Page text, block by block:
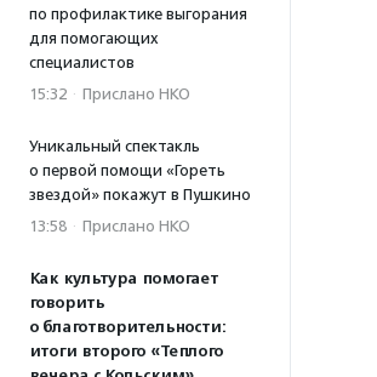
по профилактике выгорания
для помогающих
специалистов
15:32 · Прислано НКО
Уникальный спектакль
о первой помощи «Гореть
звездой» покажут в Пушкино
13:58 · Прислано НКО
Как культура помогает
говорить
о благотворительности:
итоги второго «Теплого